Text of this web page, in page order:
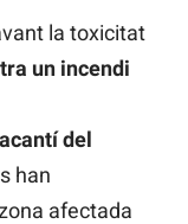
la toxicitat
un incendi
del
han
afectada